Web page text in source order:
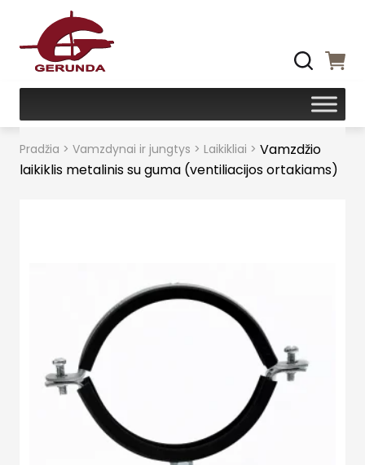
Pradžia > Vamzdynai ir jungtys > Laikikliai > Vamzdžio
laikiklis metalinis su guma (ventiliacijos ortakiams)